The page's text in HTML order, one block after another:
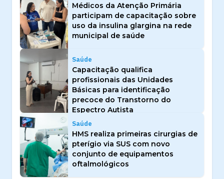
Médicos da Atenção Primária
participam de capacitação sobre
uso da insulina glargina na rede
municipal de saúde
Saúde
Capacitação qualifica
profissionais das Unidades
Básicas para identificação
precoce do Transtorno do
Espectro Autista
Saúde
HMS realiza primeiras cirurgias de
pterígio via SUS com novo
conjunto de equipamentos
oftalmológicos